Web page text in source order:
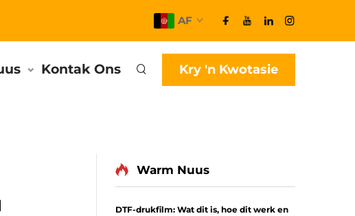
AF
Kontak Ons Kry 'n Kwotasie
Warm Nuus
DTF-drukfilm: Wat dit is, hoe dit werk en